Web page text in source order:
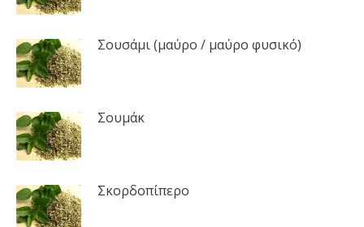
Σουσάμι (μαύρο / μαύρο φυσικό)
Σουμάκ
Σκορδοπίπερο